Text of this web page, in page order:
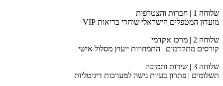
שלוחה 1 | חברות והצטרפות
מועדון המטפלים הישראלי שוחרי בריאות VIP
שלוחה 2 | מרכז אקדמי
קורסים מתקדמים | התמחויות ייעוץ מסלול אישי
שלוחה 3 | שירות ותמיכה
תשלומים | פתרון בעיות גישה למערכות דיגיטליות